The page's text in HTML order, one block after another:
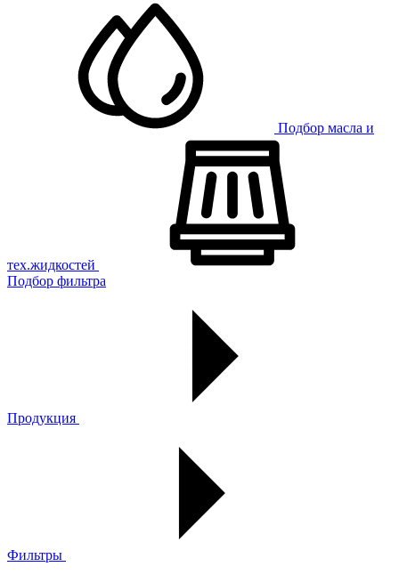
Подбор масла и
тех.жидкостей
Подбор фильтра
Продукция
Фильтры